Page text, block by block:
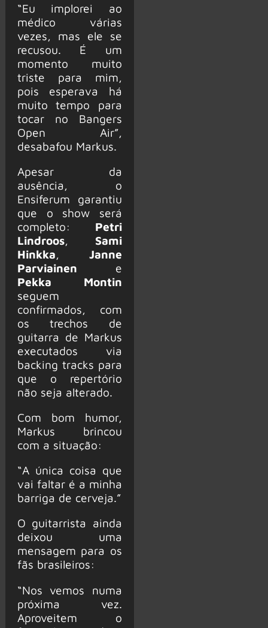
“Eu implorei ao
médico várias
vezes, mas ele se
recusou. É um
momento muito
triste para mim,
pois esperava há
muito tempo para
tocar no Bangers
Open Air”,
desabafou Markus.
Apesar da
ausência, o
Ensiferum garantiu
que o show será
completo: Petri
Lindroos, Sami
Hinkka, Janne
Parviainen e
Pekka Montin
seguem
confirmados, com
os trechos de
guitarra de Markus
executados via
backing tracks para
que o repertório
não seja alterado.
Com bom humor,
Markus brincou
com a situação:
“A única coisa que
vai faltar é a minha
barriga de cerveja.”
O guitarrista ainda
deixou uma
mensagem para os
fãs brasileiros:
“Nos vemos numa
próxima vez.
Aproveitem o